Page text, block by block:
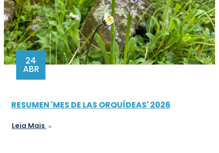
24
ABR
RESUMEN 'MES DE LAS ORQUÍDEAS' 2026
Leia Mais